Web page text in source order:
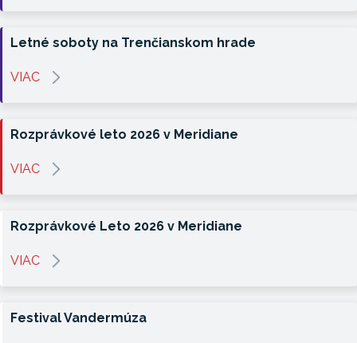
Letné soboty na Trenčianskom hrade
VIAC
Rozprávkové leto 2026 v Meridiane
VIAC
Rozprávkové Leto 2026 v Meridiane
VIAC
Festival Vandermúza